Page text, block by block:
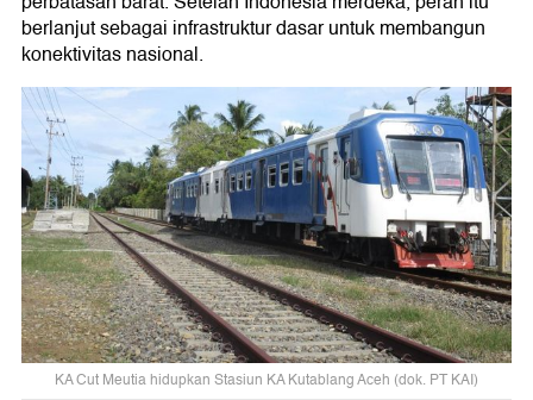
berlanjut sebagai infrastruktur dasar untuk membangun
konektivitas nasional.
KA Cut Meutia hidupkan Stasiun KA Kutablang Aceh (dok. PT KAI)